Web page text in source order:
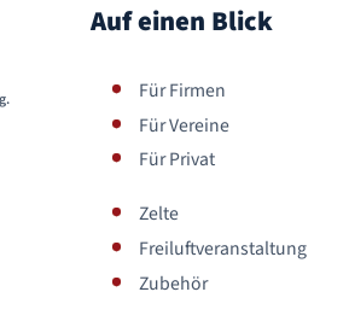
Auf einen Blick
Für Firmen
Für Vereine
Für Privat
Zelte
Freiluftveranstaltung
Zubehör